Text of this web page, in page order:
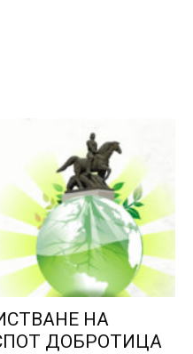
НА
ДОБРОТИЦА